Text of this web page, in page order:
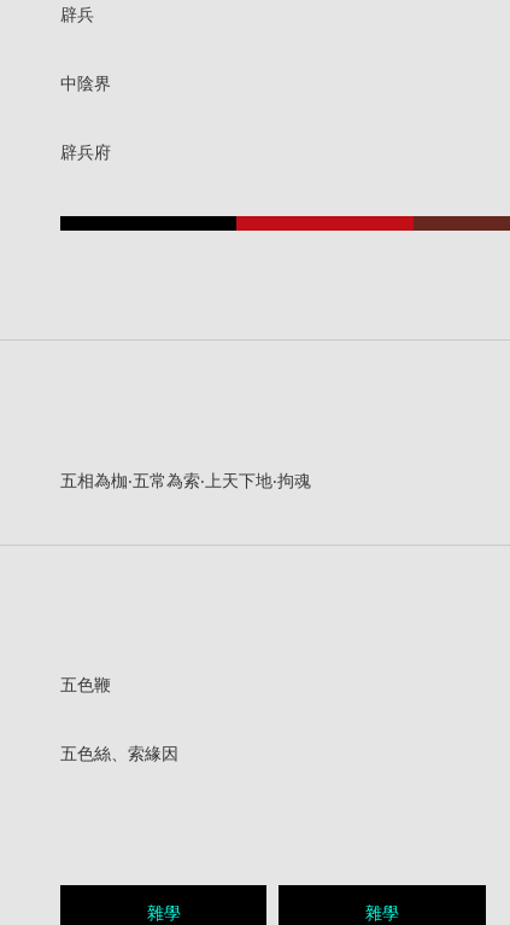
辟兵
中陰界
辟兵府
五相為枷‧五常為索‧上天下地‧拘魂
五色鞭
五色絲、索緣因
雜學
雜學